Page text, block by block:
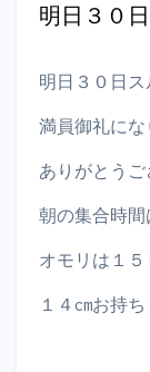
明日３０
明日３０日ス
満員御礼にな
ありがとうご
朝の集合時間
オモリは１５
１４cmお持